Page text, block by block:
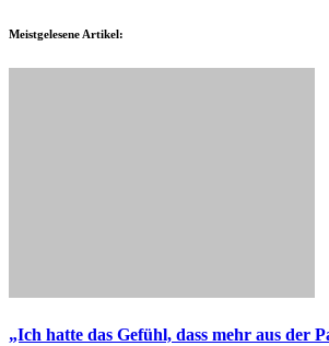
Meistgelesene Artikel:
„Ich hatte das Gefühl, dass mehr aus der